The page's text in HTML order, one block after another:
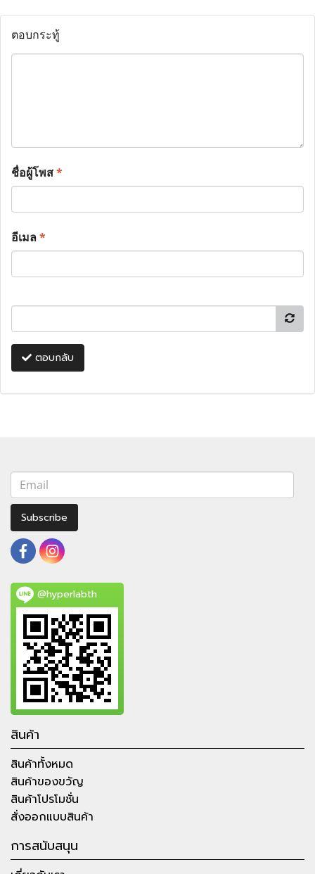
ตอบกระทู้
ชื่อผู้โพส*
อีเมล*
ตอบกลับ
Subscribe
@hyperlabth
สินค้า
สินค้าทั้งหมด
สินค้าของขวัญ
สินค้าโปรโมชั่น
สั่งออกแบบสินค้า
การสนับสนุน